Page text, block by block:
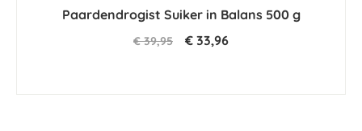
rating
Paardendrogist Suiker in Balans 500 g
€ 39,95 € 33,96